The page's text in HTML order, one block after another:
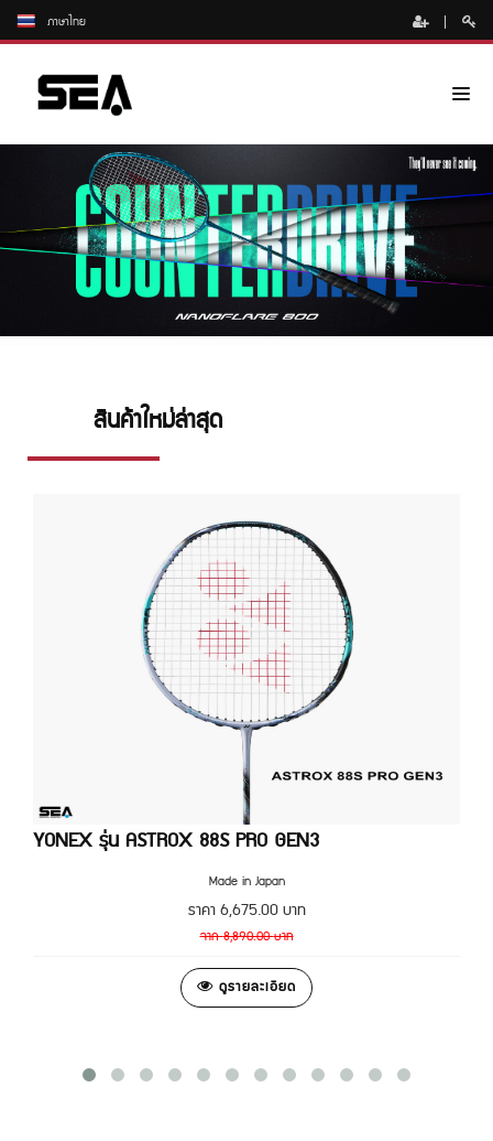
ภาษาไทย
สินค้าใหม่ล่าสุด
YONEX รุ่น ASTROX 88S PRO GEN3
Made in Japan
ราคา6,675.00บาท
จาก8,890.00บาท
ดูรายละเอียด